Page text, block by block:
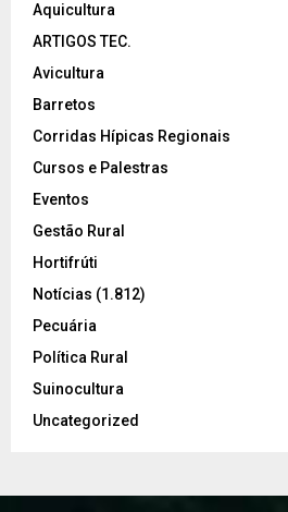
Aquicultura
ARTIGOS TEC.
Avicultura
Barretos
Corridas Hípicas Regionais
Cursos e Palestras
Eventos
Gestão Rural
Hortifrúti
Notícias (1.812)
Pecuária
Política Rural
Suinocultura
Uncategorized